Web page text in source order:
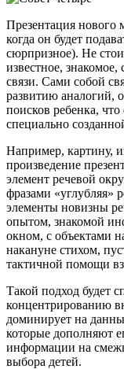
Презентация нового
когда он будет
сюрпризное). Не
известное, знакомое,
связи. Сами собой
развитию аналогий,
поисков ребенка, что
специально
Например, картину,
произведение
элемент речевой
фразами «углубляя»
элементы новизны
опытом, знакомой
окном, с объектами
накануне стихом,
тактичной помощи
Такой подход будет
концентрированию
доминирует на
которые дополняют
информации на
выбора детей.